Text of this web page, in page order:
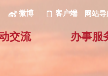
微博 客户端 网站
交流 办事服